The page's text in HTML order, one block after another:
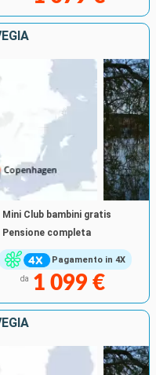
Pagamento in 4X
Mini Club bambini gratis
Pensione completa
da 1 099 €